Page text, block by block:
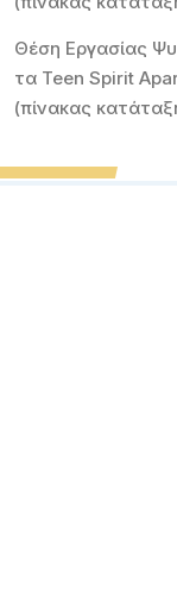
Θέση Εργασίας
τα Teen Spirit
(πίνακας